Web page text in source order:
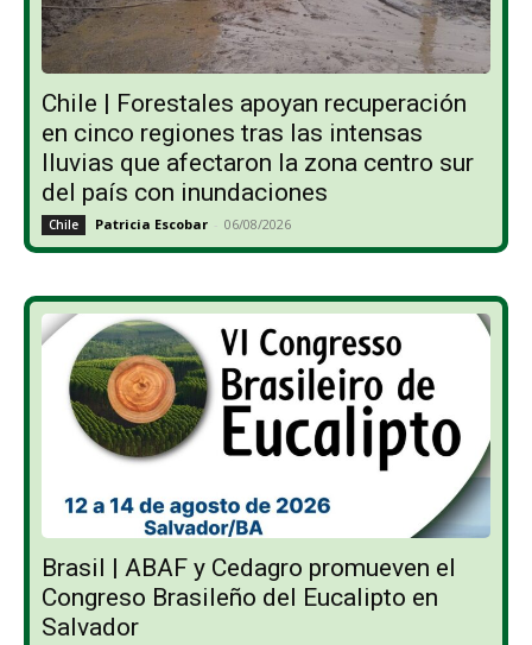
Chile | Forestales apoyan recuperación
en cinco regiones tras las intensas
lluvias que afectaron la zona centro sur
del país con inundaciones
Chile Patricia Escobar - 06/08/2026
Brasil | ABAF y Cedagro promueven el
Congreso Brasileño del Eucalipto en
Salvador